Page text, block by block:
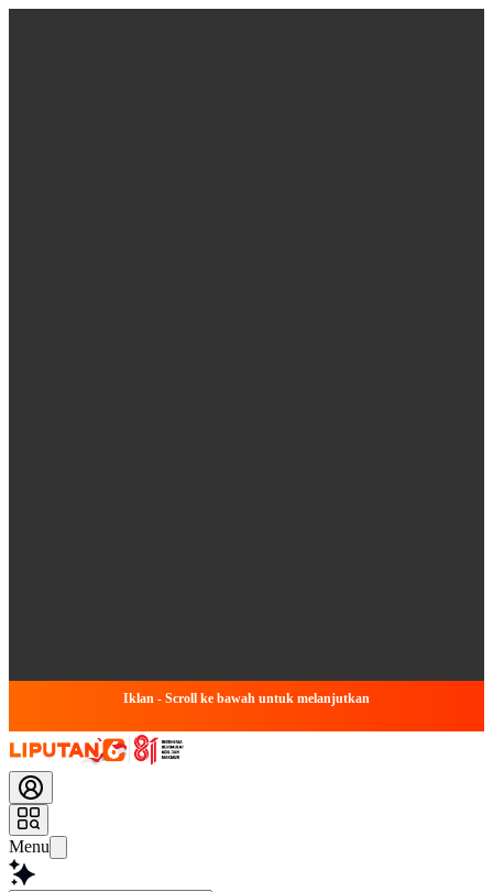
Iklan - Scroll ke bawah untuk melanjutkan
Menu